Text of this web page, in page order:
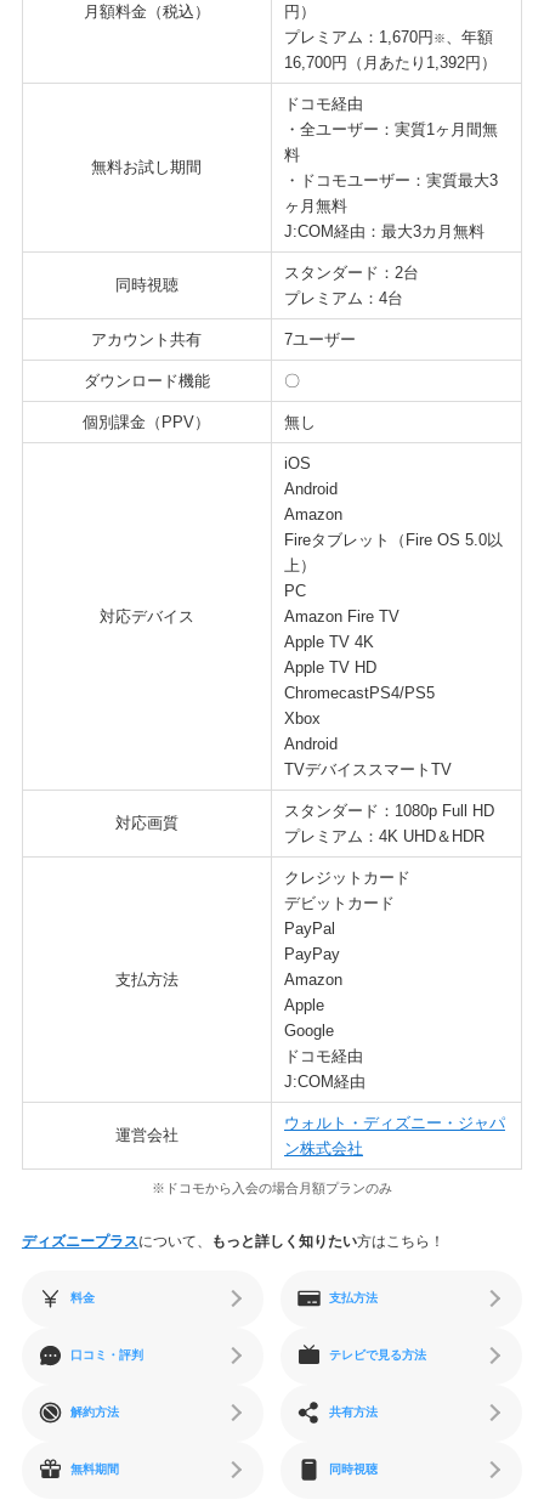
月額料金（税込）
円）
プレミアム：1,670円※
、年額
16,700円（月あたり1,392円）
無料お試し期間
ドコモ経由
・全ユーザー：実質1ヶ月間無
料
・ドコモユーザー：実質最大3
ヶ月無料
J:COM経由：最大3カ月無料
同時視聴
スタンダード：2台
プレミアム：4台
アカウント共有 7ユーザー
ダウンロード機能 〇
個別課金（PPV） 無し
対応デバイス
iOS
Android
Amazon
Fireタブレット（Fire OS 5.0以
上）
PC
Amazon Fire TV
Apple TV 4K
Apple TV HD
ChromecastPS4/PS5
Xbox
Android
TVデバイススマートTV
対応画質
スタンダード：1080p Full HD
プレミアム：4K UHD＆HDR
支払方法
クレジットカード
デビットカード
PayPal
PayPay
Amazon
Apple
Google
ドコモ経由
J:COM経由
運営会社
ウォルト・ディズニー・ジャパ
ン株式会社
※ドコモから入会の場合月額プランのみ
ディズニープラスについて、 もっと詳しく知りたい方はこちら！
料金 支払方法
口コミ・評判 テレビで見る方法
解約方法 共有方法
無料期間 同時視聴